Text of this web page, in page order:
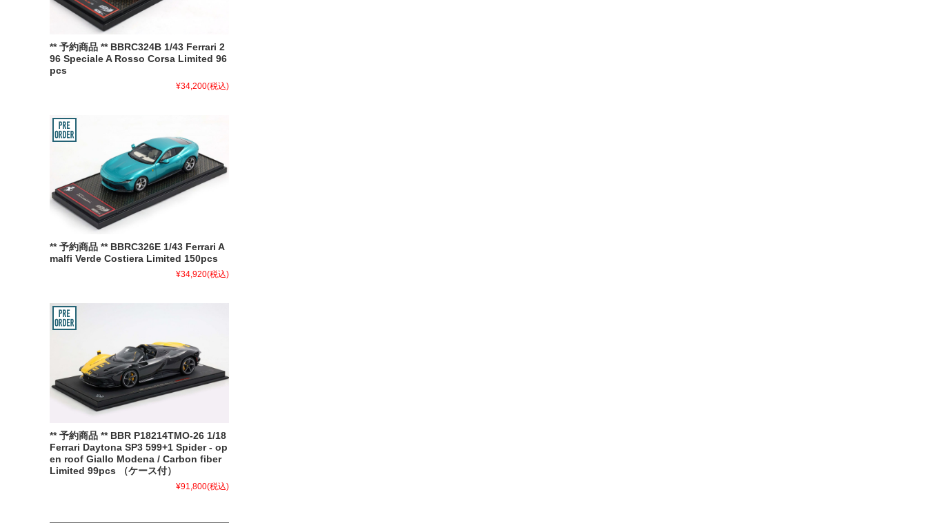
** 予約商品 ** BBRC324B 1/43 Ferrari 2
96 Speciale A Rosso Corsa Limited 96
pcs
¥34,200(税込)
** 予約商品 ** BBRC326E 1/43 Ferrari A
malfi Verde Costiera Limited 150pcs
¥34,920(税込)
** 予約商品 ** BBR P18214TMO-26 1/18
Ferrari Daytona SP3 599+1 Spider - op
en roof Giallo Modena / Carbon fiber
Limited 99pcs （ケース付）
¥91,800(税込)